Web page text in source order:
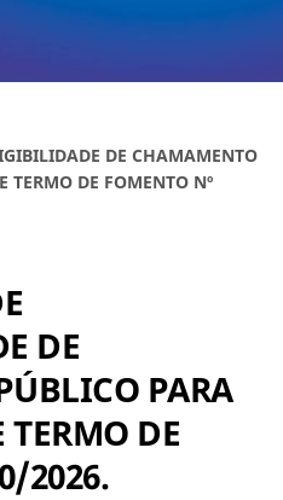
DE CHAMAMENTO
TERMO DE FOMENTO Nº
DE
PARA
TERMO DE
2026.